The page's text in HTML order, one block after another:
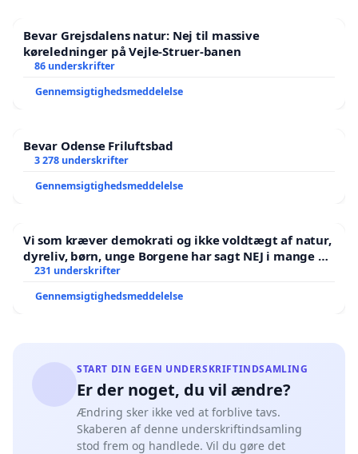
Bevar Grejsdalens natur: Nej til massive
køreledninger på Vejle-Struer-banen
86 underskrifter
Gennemsigtighedsmeddelelse
Bevar Odense Friluftsbad
3 278 underskrifter
Gennemsigtighedsmeddelelse
Vi som kræver demokrati og ikke voldtægt af natur,
dyreliv, børn, unge Borgene har sagt NEJ i mange år.
Der er
231 underskrifter
Gennemsigtighedsmeddelelse
START DIN EGEN UNDERSKRIFTINDSAMLING
Er der noget, du vil ændre?
Ændring sker ikke ved at forblive tavs.
Skaberen af denne underskriftindsamling
stod frem og handlede. Vil du gøre det